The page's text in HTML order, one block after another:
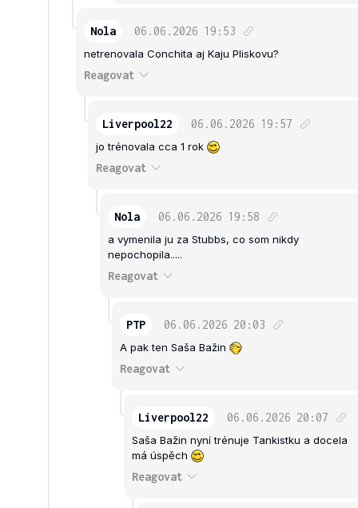
Nola 06.06.2026 19:53
netrenovala Conchita aj Kaju Pliskovu?
Reagovat
Liverpool22 06.06.2026 19:57
jo trénovala cca 1 rok
Reagovat
Nola 06.06.2026 19:58
a vymenila ju za Stubbs, co som nikdy
nepochopila.....
Reagovat
PTP 06.06.2026 20:03
A pak ten Saša Bažin
Reagovat
Liverpool22 06.06.2026 20:07
Saša Bažin nyní trénuje Tankistku a docela
má úspěch
Reagovat